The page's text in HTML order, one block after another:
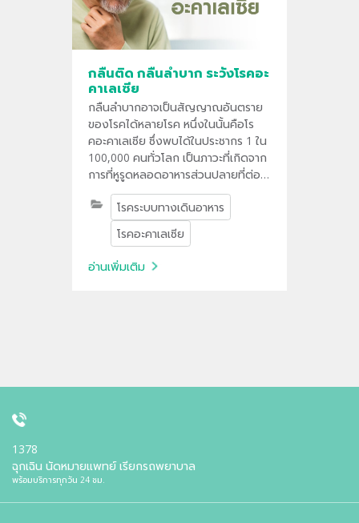
กลืนติด กลืนลำบาก ระวังโรคอะ
คาเลเซีย
กลืนลำบากอาจเป็นสัญญาณอันตราย
ของโรคได้หลายโรค หนึ่งในนั้นคือโร
คอะคาเลเซีย ซึ่งพบได้ในประชากร 1 ใน
100,000 คนทั่วโลก เป็นภาวะที่เกิดจาก
การที่หูรูดหลอดอาหารส่วนปลายที่ต่อ
กับกระเพาะอาหารไม่คลายตัว ร่วมกับ
ภาวะหลอดอาหารไม่บีบตัว ทำให้อาหาร
ไม่สามารถผ่านลงไปในกระเพาะอาหารได้
โรคระบบทางเดินอาหาร
โรคอะคาเลเซีย
อ่านเพิ่มเติม
1378
ฉุกเฉิน นัดหมายแพทย์ เรียกรถพยาบาล
พร้อมบริการทุกวัน 24 ชม.